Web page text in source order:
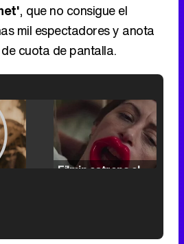
, que no consigue el
mil espectadores y anota
cuota de pantalla.
Current
/ Duration
2:24 Remaining
2:24
Fullscreen